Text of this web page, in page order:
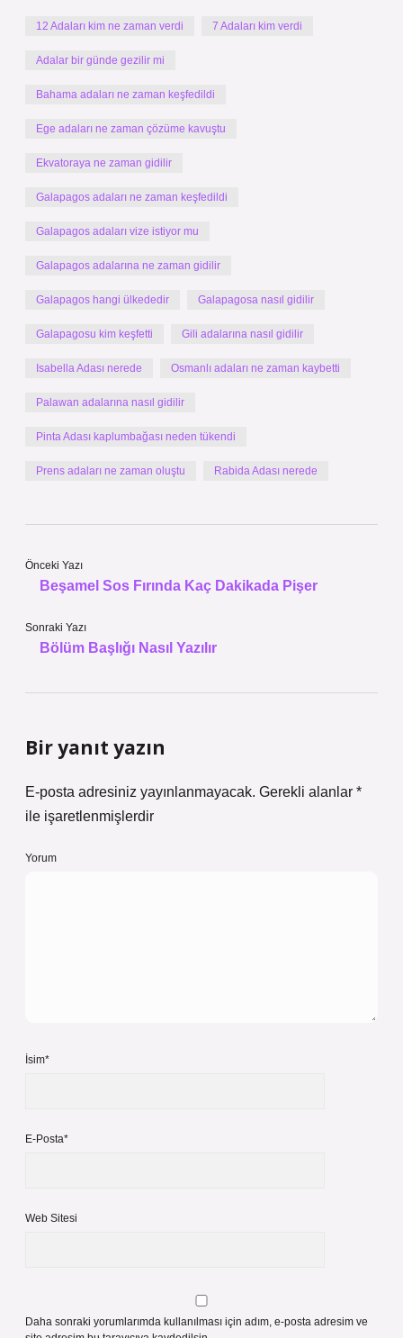
12 Adaları kim ne zaman verdi 7 Adaları kim verdi
Adalar bir günde gezilir mi
Bahama adaları ne zaman keşfedildi
Ege adaları ne zaman çözüme kavuştu
Ekvatoraya ne zaman gidilir
Galapagos adaları ne zaman keşfedildi
Galapagos adaları vize istiyor mu
Galapagos adalarına ne zaman gidilir
Galapagos hangi ülkededir Galapagosa nasıl gidilir
Galapagosu kim keşfetti Gili adalarına nasıl gidilir
Isabella Adası nerede Osmanlı adaları ne zaman kaybetti
Palawan adalarına nasıl gidilir
Pinta Adası kaplumbağası neden tükendi
Prens adaları ne zaman oluştu Rabida Adası nerede
Önceki Yazı
Beşamel Sos Fırında Kaç Dakikada Pişer
Sonraki Yazı
Bölüm Başlığı Nasıl Yazılır
Bir yanıt yazın
E-posta adresiniz yayınlanmayacak. Gerekli alanlar *
ile işaretlenmişlerdir
Yorum
İsim*
E-Posta*
Web Sitesi
Daha sonraki yorumlarımda kullanılması için adım, e-posta adresim ve